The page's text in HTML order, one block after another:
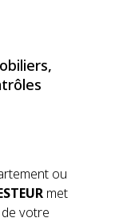
ou
met
votre